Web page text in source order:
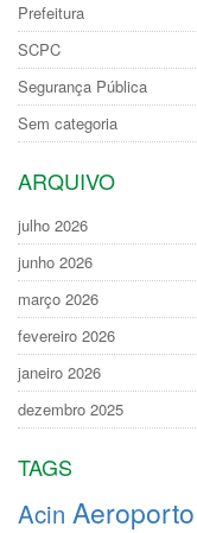
Prefeitura
SCPC
Segurança Pública
Sem categoria
ARQUIVO
julho 2026
junho 2026
março 2026
fevereiro 2026
janeiro 2026
dezembro 2025
TAGS
Acin Aeroporto